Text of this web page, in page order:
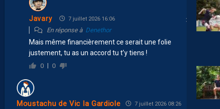
Javary 7 juillet 2026 16:06
En réponse à Denethor
Mais même financièrement ce serait une folie
justement, tu as un accord tu t’y tiens !
0 0
Moustachu de Vic la Gardiole 7 juillet 2026 08:26